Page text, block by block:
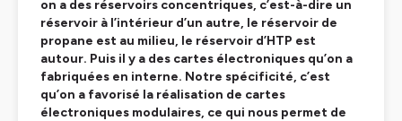
on a des réservoirs concentriques, c’est-à-dire un
réservoir à l’intérieur d’un autre, le réservoir de
propane est au milieu, le réservoir d’HTP est
autour. Puis il y a des cartes électroniques qu’on a
fabriquées en interne. Notre spécificité, c’est
qu’on a favorisé la réalisation de cartes
électroniques modulaires, ce qui nous permet de